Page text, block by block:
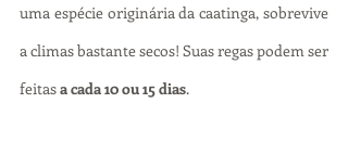
uma espécie originária da caatinga, sobrevive
a climas bastante secos! Suas regas podem ser
feitas a cada 10 ou 15 dias.